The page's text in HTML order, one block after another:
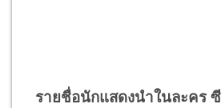
รายชื่อนักแสดงนำในละคร